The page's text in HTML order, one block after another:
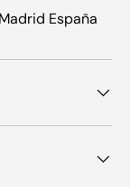
España